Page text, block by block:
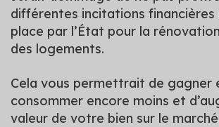
différentes incitations financières
place par l’État pour la
des logements.
Cela vous permettrait de gagner
consommer encore moins et
valeur de votre bien sur le